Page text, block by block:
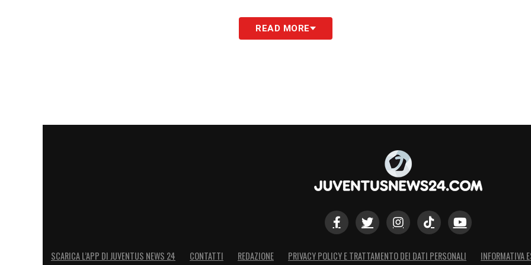
READ MORE
SCARICA L’APP DI JUVENTUS NEWS 24 CONTATTI REDAZIONE PRIVACY POLICY E TRATTAMENTO DEI DATI PERSONALI INFORMATIVA